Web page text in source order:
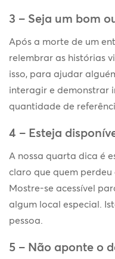
3 – Seja um bom
Após a morte de um
relembrar as histórias
isso, para ajudar
interagir e demonstrar
quantidade de
4 – Esteja
A nossa quarta dica é
claro que quem
Mostre-se acessível
algum local especial.
pessoa.
5 – Não aponte o